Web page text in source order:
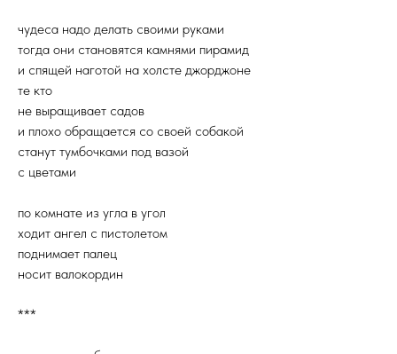
чудеса надо делать своими руками
тогда они становятся камнями пирамид
и спящей наготой на холсте джорджоне
те кто
не выращивает садов
и плохо обращается со своей собакой
станут тумбочками под вазой
с цветами
по комнате из угла в угол
ходит ангел с пистолетом
поднимает палец
носит валокордин
***